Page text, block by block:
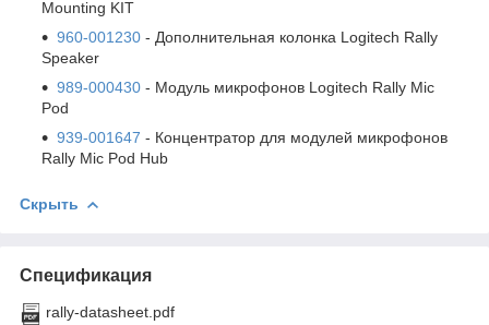
Mounting KIT
960-001230 - Дополнительная колонка Logitech Rally
Speaker
989-000430 - Модуль микрофонов Logitech Rally Mic
Pod
939-001647 - Концентратор для модулей микрофонов
Rally Mic Pod Hub
Скрыть
Спецификация
rally-datasheet.pdf